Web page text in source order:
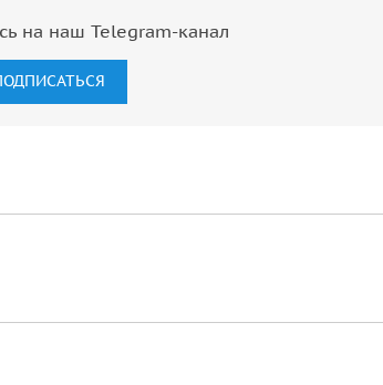
на наш Telegram-канал